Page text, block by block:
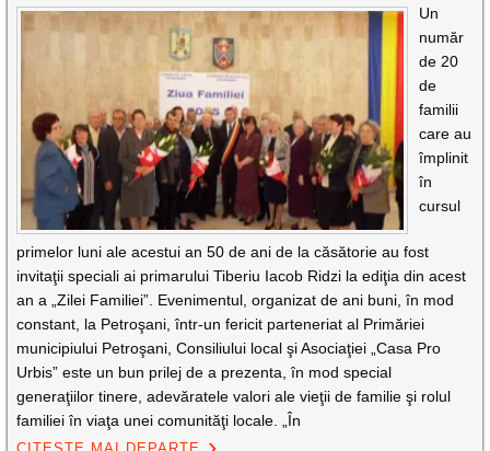
Un
număr
de 20
de
familii
care au
împlinit
în
cursul
primelor luni ale acestui an 50 de ani de la căsătorie au fost
invitaţii speciali ai primarului Tiberiu Iacob Ridzi la ediţia din acest
an a „Zilei Familiei”. Evenimentul, organizat de ani buni, în mod
constant, la Petroşani, într-un fericit parteneriat al Primăriei
municipiului Petroşani, Consiliului local şi Asociaţiei „Casa Pro
Urbis” este un bun prilej de a prezenta, în mod special
generaţiilor tinere, adevăratele valori ale vieţii de familie şi rolul
familiei în viaţa unei comunităţi locale. „În